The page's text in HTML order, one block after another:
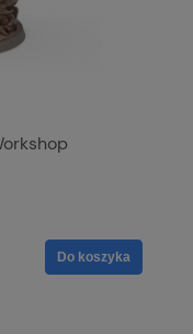
Do koszyka